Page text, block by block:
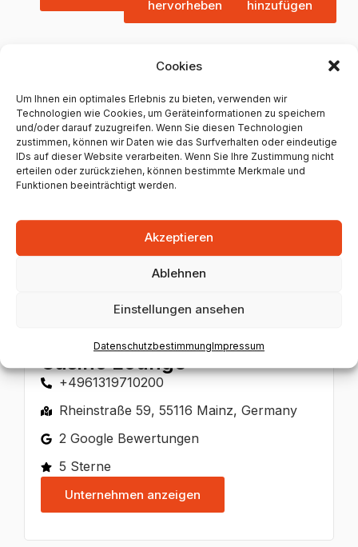
Cookies
Um Ihnen ein optimales Erlebnis zu bieten, verwenden wir
Technologien wie Cookies, um Geräteinformationen zu speichern
und/oder darauf zuzugreifen. Wenn Sie diesen Technologien
zustimmen, können wir Daten wie das Surfverhalten oder eindeutige
IDs auf dieser Website verarbeiten. Wenn Sie Ihre Zustimmung nicht
erteilen oder zurückziehen, können bestimmte Merkmale und
Funktionen beeinträchtigt werden.
Akzeptieren
Ablehnen
Einstellungen ansehen
DatenschutzbestimmungImpressum
hervorheben hinzufügen
Weitere Bars in Mainz
Lui’s Treff
Leibnizstraße 55, 55118 Mainz, Germany
Unternehmen anzeigen
Casino Lounge
+4961319710200
Rheinstraße 59, 55116 Mainz, Germany
2 Google Bewertungen
5 Sterne
Unternehmen anzeigen